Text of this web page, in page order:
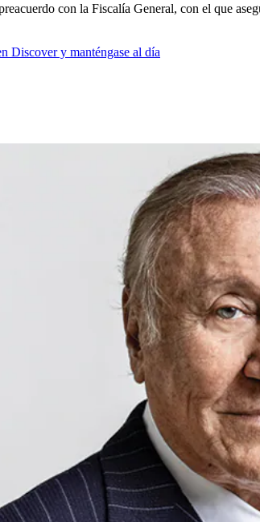
con la Fiscalía General, con el que
Discover y manténgase al día